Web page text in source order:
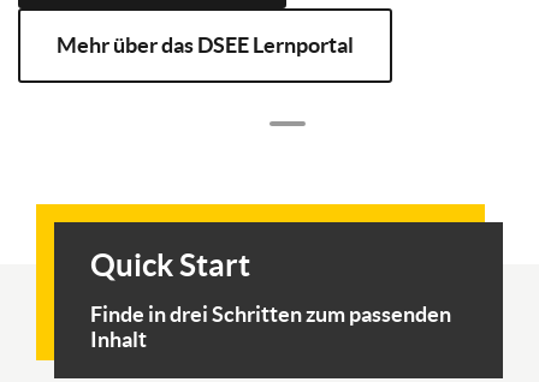
Mehr über das DSEE Lernportal
Skip
suggestionsQuick Start
Finde in drei Schritten zum passenden
Inhalt